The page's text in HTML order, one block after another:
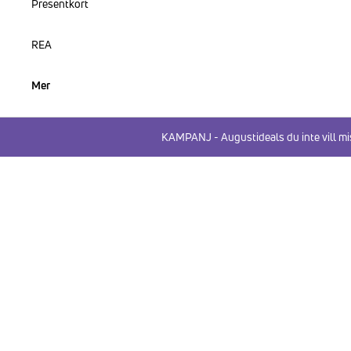
Presentkort
REA
Mer
KAMPANJ - Augustideals du inte vill
HOPPA TILL PRODUKTINFORMATION